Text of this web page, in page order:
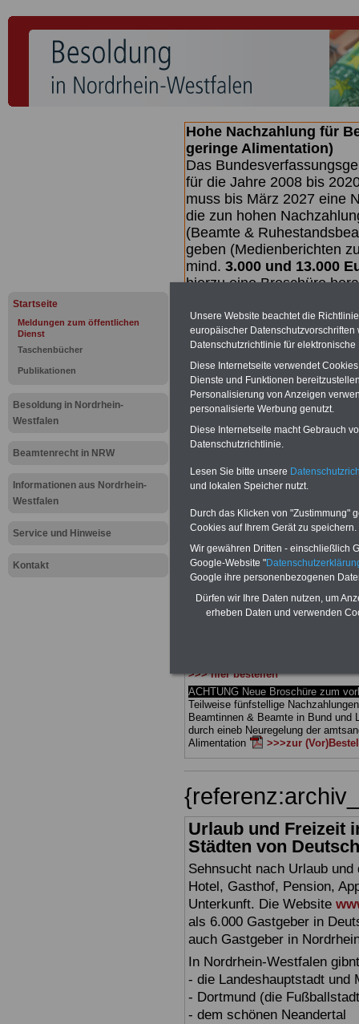
Startseite
Meldungen zum öffentlichen
Dienst
Taschenbücher
Publikationen
Besoldung in Nordrhein-
Westfalen
Beamtenrecht in NRW
Informationen aus Nordrhein-
Westfalen
Service und Hinweise
Kontakt
Hohe Nachzahlung für
geringe Alimentation)
Das
für die Jahre 2008 bis
muss bis März 2027 eine
die zun hohen
(Beamte &
geben (Medienberichten
mind. 3.000 und 13.000
hierzu eine Broschüre
Quartal.2026) >>>
zur
Meldung
Nordrhein-
eigenen
BEHÖRDEN-ABOmit drei
25,00 Euro: Wissenswertes für
und Beamte,
Bund und Ländern) sowie
und Ländern. Alle drei Ratgeber sind
übersichtlich gegliedert und
>>> hier bestellen
ACHTUNG Neue Broschüre zum
Teilweise fünfstellige
Beamtinnen & Beamte in Bund und
durch eineb Neuregelung der
Alimentation
>>>zur
Urlaub und Freizeit
Städten von
Sehnsucht nach Urlaub
Hotel, Gasthof, Pension,
Unterkunft. Die Website
als 6.000 Gastgeber in
auch Gastgeber in
In Nordrhein-Westfalen
- die Landeshauptstadt und
- Dortmund (die
- dem schönen Neandertal
Unsere Website beachtet die
europäischer
Datenschutzrichtlinie für
Diese Internetseite verwendet
Dienste und Funktionen
Personalisierung von Anzeigen
personalisierte Werbung genutzt.
Diese Internetseite macht Gebrauch
Datenschutzrichtlinie.
Lesen Sie bitte unsere
und lokalen Speicher nutzt.
Durch das Klicken von "Zustimmung"
Cookies auf Ihrem Gerät zu speichern.
Wir gewähren Dritten - einschließlich
Google-Website "
Google ihre personenbezogenen
Dürfen wir Ihre Daten nutzen, um
erheben Daten und verwenden